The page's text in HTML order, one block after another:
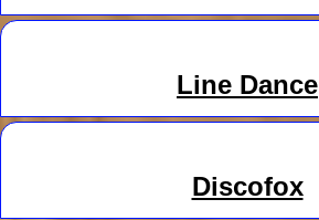
Line Dance
Discofox